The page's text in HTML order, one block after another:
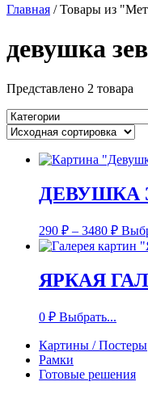
Главная /Товары из
девушка
Представлено 2 товара
ДЕВУШКА
290 ₽ – 3480 ₽
ЯРКАЯ
0 ₽ Выбрать...
Картины / Постеры
Рамки
Готовые решения